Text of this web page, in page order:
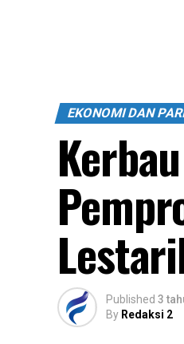
EKONOMI DAN
Published 3
By Redaksi 2